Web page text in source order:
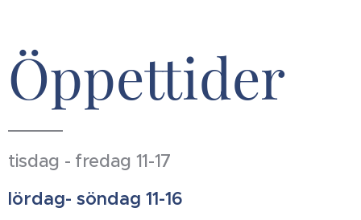
Öppettider
tisdag - fredag 11-17
lördag- söndag 11-16